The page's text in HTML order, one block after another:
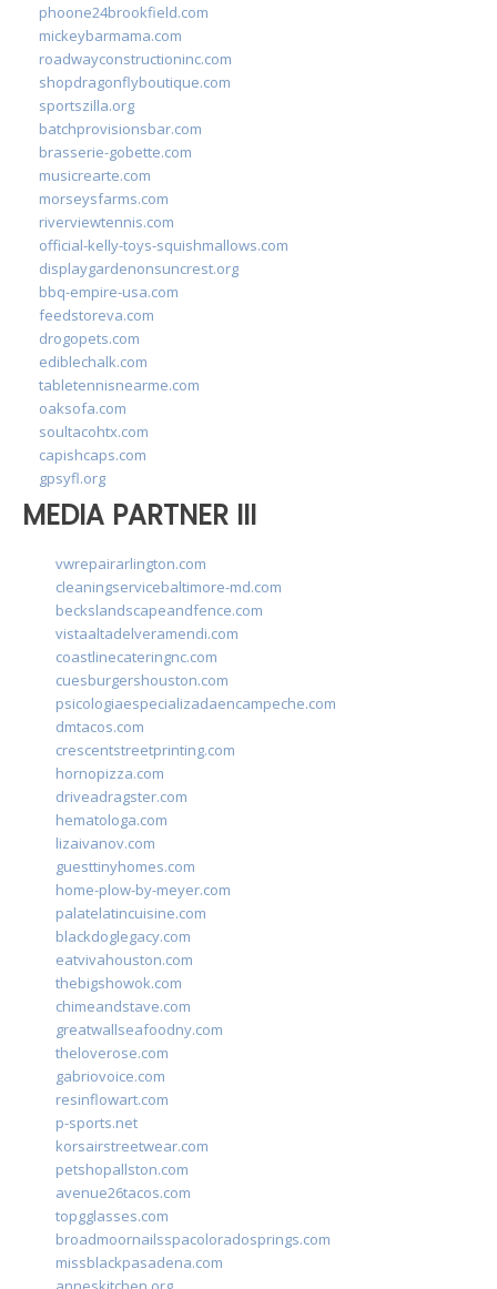
phoone24brookfield.com
mickeybarmama.com
roadwayconstructioninc.com
shopdragonflyboutique.com
sportszilla.org
batchprovisionsbar.com
brasserie-gobette.com
musicrearte.com
morseysfarms.com
riverviewtennis.com
official-kelly-toys-squishmallows.com
displaygardenonsuncrest.org
bbq-empire-usa.com
feedstoreva.com
drogopets.com
ediblechalk.com
tabletennisnearme.com
oaksofa.com
soultacohtx.com
capishcaps.com
gpsyfl.org
MEDIA PARTNER III
vwrepairarlington.com
cleaningservicebaltimore-md.com
beckslandscapeandfence.com
vistaaltadelveramendi.com
coastlinecateringnc.com
cuesburgershouston.com
psicologiaespecializadaencampeche.com
dmtacos.com
crescentstreetprinting.com
hornopizza.com
driveadragster.com
hematologa.com
lizaivanov.com
guesttinyhomes.com
home-plow-by-meyer.com
palatelatincuisine.com
blackdoglegacy.com
eatvivahouston.com
thebigshowok.com
chimeandstave.com
greatwallseafoodny.com
theloverose.com
gabriovoice.com
resinflowart.com
p-sports.net
korsairstreetwear.com
petshopallston.com
avenue26tacos.com
topgglasses.com
broadmoornailsspacoloradosprings.com
missblackpasadena.com